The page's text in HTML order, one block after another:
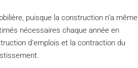
puisque la construction n’a même
nécessaires chaque année en
d’emplois et la contraction du